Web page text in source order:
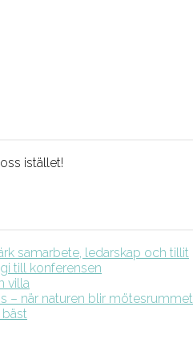
istället!
samarbete, ledarskap och tillit
till konferensen
villa
– när naturen blir mötesrummet